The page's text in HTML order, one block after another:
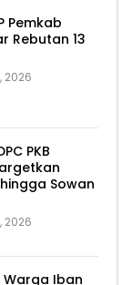
Pemkab
Rebutan 13
2026
PKB
Sowan
2026
Warga Iban